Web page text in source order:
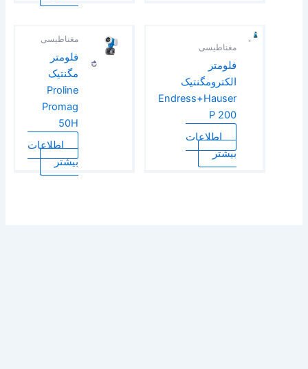
مغناطیسی
فلومتر
الکترومگنتیک
Endress+Hauser
P 200
اطلاعات
بیشتر
مغناطیسی
فلو‌متر
مگنتیک
Proline
Promag
50H
اطلاعات
بیشتر